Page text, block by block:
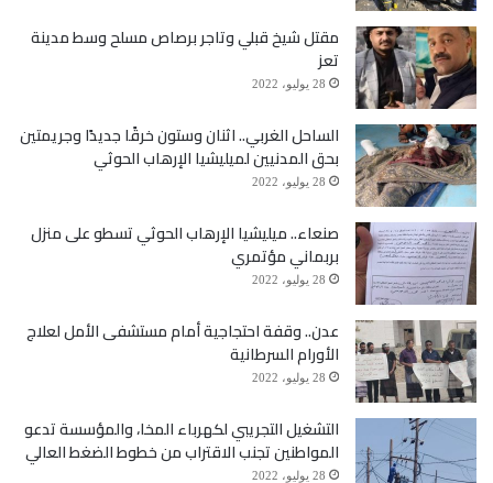
وقال في كلمة له: “إن أبناء المخا يجدون في زيارة
غريسلي التاريخية هذه، ولادة جديدة لكل ما فقدوه في
الحرب من مشاريع تنموية في مجالات المياه والتعليم
والصحة كأبرز احتياجات المرحلة وغيرها من المشاريع
الطارئة والمستعجلة”.
وأكد أننا اليوم بحاجة ماسة لتوفير مصدر لمياه الشرب
العذبة وذلك بدعم مشروع تمديدات المياه، معتبرا أن
(100) ألف مواطن من أبناء المديرية مهددون بالعطش
نتيجة تملح مصادر المياه العذبة وتلوثها، مشددا على
ضرورة دعم مستشفى المخا بالتجهيزات اللازمة.
مقتل شيخ قبلي وتاجر برصاص مسلح وسط مدينة
تعز
28 يوليو، 2022
الساحل الغربي.. اثنان وستون خرقًا جديدًا وجريمتين
بحق المدنيين لميليشيا الإرهاب الحوثي
28 يوليو، 2022
صنعاء.. ميليشيا الإرهاب الحوثي تسطو على منزل
بربماني مؤتمري
28 يوليو، 2022
عدن.. وقفة احتجاجية أمام مستشفى الأمل لعلاج
الأورام السرطانية
28 يوليو، 2022
التشغيل التجريبي لكهرباء المخا، والمؤسسة تدعو
المواطنين تجنب الاقتراب من خطوط الضغط العالي
28 يوليو، 2022